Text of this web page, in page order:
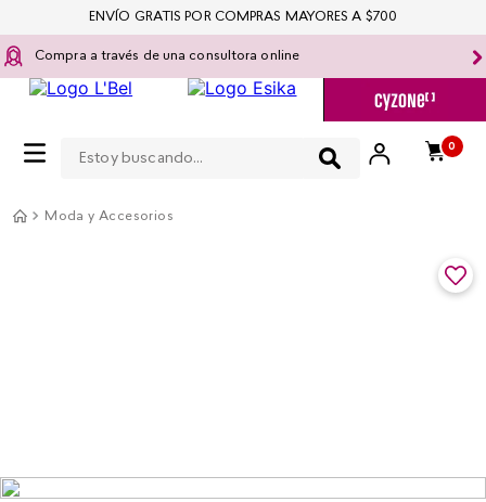
Compra a través de una consultora online
0
ENVÍO GRATIS POR COMPRAS MAYORES A $700
Moda y Accesorios